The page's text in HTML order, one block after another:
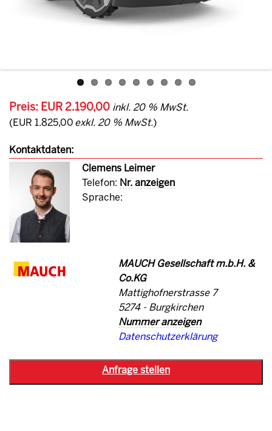
Preis: EUR 2.190,00 inkl. 20 % MwSt.
(EUR 1.825,00 exkl. 20 % MwSt.)
Kontaktdaten:
Clemens Leimer
Telefon: Nr. anzeigen
Sprache:
MAUCH Gesellschaft m.b.H. &
Co.KG
Mattighofnerstrasse 7
5274 - Burgkirchen
Nummer anzeigen
Datenschutzerklärung